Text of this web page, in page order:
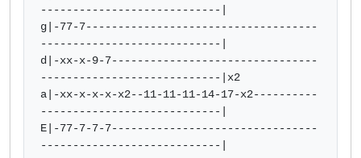
----------------------------|
g|-77-7------------------------------------
----------------------------|
d|-xx-x-9-7--------------------------------
----------------------------|x2
a|-xx-x-x-x-x2--11-11-11-14-17-x2----------
----------------------------|
E|-77-7-7-7--------------------------------
----------------------------|